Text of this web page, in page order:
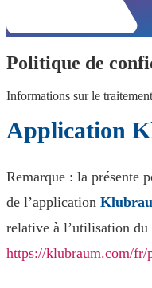
Politique de
Informations sur le
Application
Remarque : la présente
de l’application
relative à l’utilisation
https://klubraum.com/